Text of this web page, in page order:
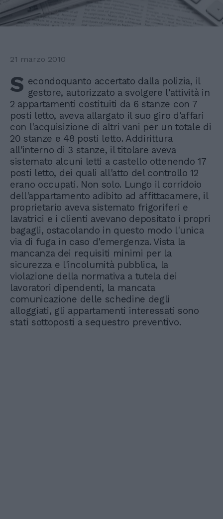
21 marzo 2010
S econdoquanto accertato dalla polizia, il
gestore, autorizzato a svolgere l'attività in
2 appartamenti costituiti da 6 stanze con 7
posti letto, aveva allargato il suo giro d'affari
con l'acquisizione di altri vani per un totale di
20 stanze e 48 posti letto. Addirittura
all'interno di 3 stanze, il titolare aveva
sistemato alcuni letti a castello ottenendo 17
posti letto, dei quali all'atto del controllo 12
erano occupati. Non solo. Lungo il corridoio
dell'appartamento adibito ad affittacamere, il
proprietario aveva sistemato frigoriferi e
lavatrici e i clienti avevano depositato i propri
bagagli, ostacolando in questo modo l'unica
via di fuga in caso d'emergenza. Vista la
mancanza dei requisiti minimi per la
sicurezza e l'incolumità pubblica, la
violazione della normativa a tutela dei
lavoratori dipendenti, la mancata
comunicazione delle schedine degli
alloggiati, gli appartamenti interessati sono
stati sottoposti a sequestro preventivo.